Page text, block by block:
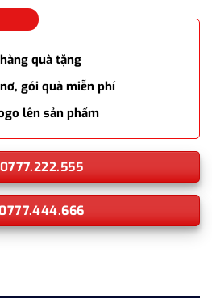
quà tặng
gói quà miễn phí
lên sản phẩm
0777.222.555